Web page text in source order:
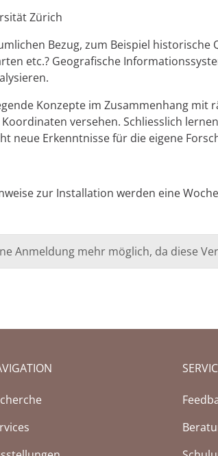
Zürich
Bezug, zum Beispiel
etc.? Geografische
Konzepte im Zusammenhang mit
versehen. Schliesslich
neue Erkenntnisse für die eigene
zur Installation werden eine
Anmeldung mehr möglich, da diese